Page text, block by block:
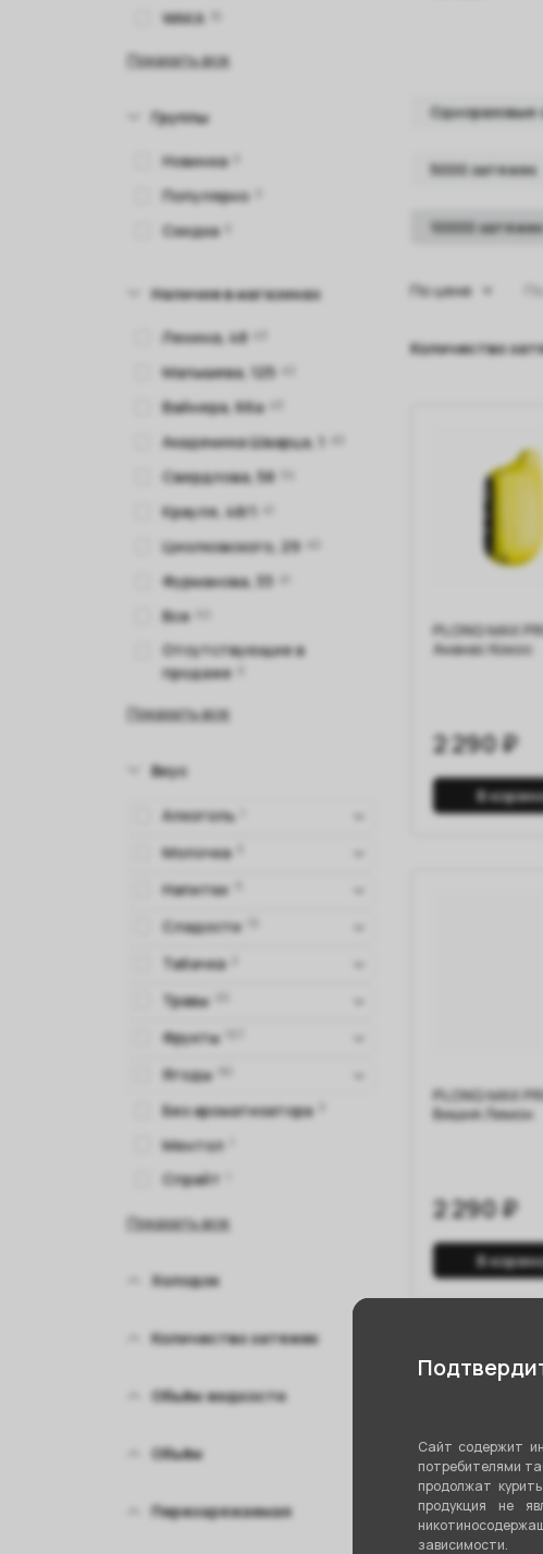
Сайт содержит
потребителями
продолжат
продукция не
зависимости.
WAKA
Показать все
Группы
Новинка
Популярно
Скидка
Наличие в магазинах
Ленина, 48
Малышева, 125
Вайнера, 66а
Академика Шварца, 1
Свердлова, 58
Крауля, 48/1
Циолковского, 29
Фурманова, 33
Все
Отсутствующие в
продаже
Показать все
Вкус
Алкоголь
Молочка
Напитки
Сладости
Табачка
Травы
Фрукты
Ягоды
Без ароматизатора
Ментол
Спрайт
Показать все
Холодок
Количество затяжек
Объём жидкости
Объём
Перезаряжаемая
Одноразовые
5000 затяжек
10000 затяжек
По цене
Количество
PLONQ MAX
Ананас Кокос
2 290 ₽
В
PLONQ MAX
Вишня Лимон
2 290 ₽
В